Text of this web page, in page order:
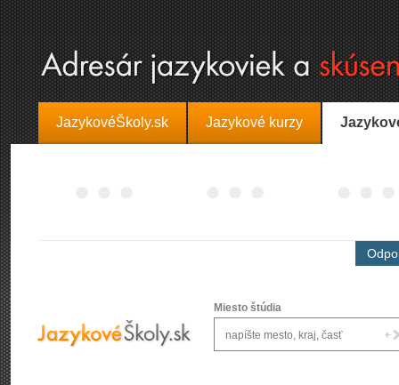
JazykovéŠkoly.sk Jazykové kurzy
Miesto štúdia